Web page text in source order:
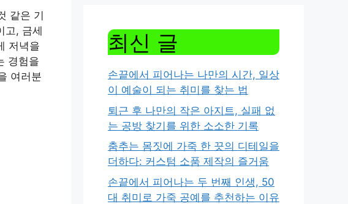
같은 기
고, 금세
저녁을
경험을
여러분
최신 글
손끝에서 피어나는 나만의 시간, 일상
이 예술이 되는 취미를 찾는 법
퇴근 후 나만의 작은 아지트, 실패 없
는 공방 찾기를 위한 소소한 기록
춤추는 몸짓에 가죽 한 끗의 디테일을
더하다: 커스텀 소품 제작의 즐거움
손끝에서 피어나는 두 번째 인생, 50
대 취미로 가죽 공예를 추천하는 이유